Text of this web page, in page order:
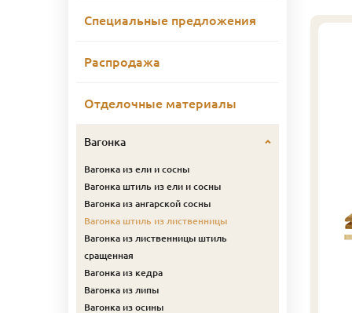
Специальные предложения
Распродажа
Отделочные материалы
Вагонка
Вагонка из ели и сосны
Вагонка штиль из ели и сосны
Вагонка из ангарской сосны
Вагонка штиль из лиственницы
Вагонка из лиственницы штиль
сращенная
Вагонка из кедра
Вагонка из липы
Вагонка из осины